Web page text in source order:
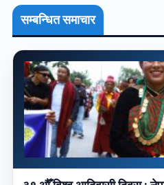
सम्बन्धित समाचार